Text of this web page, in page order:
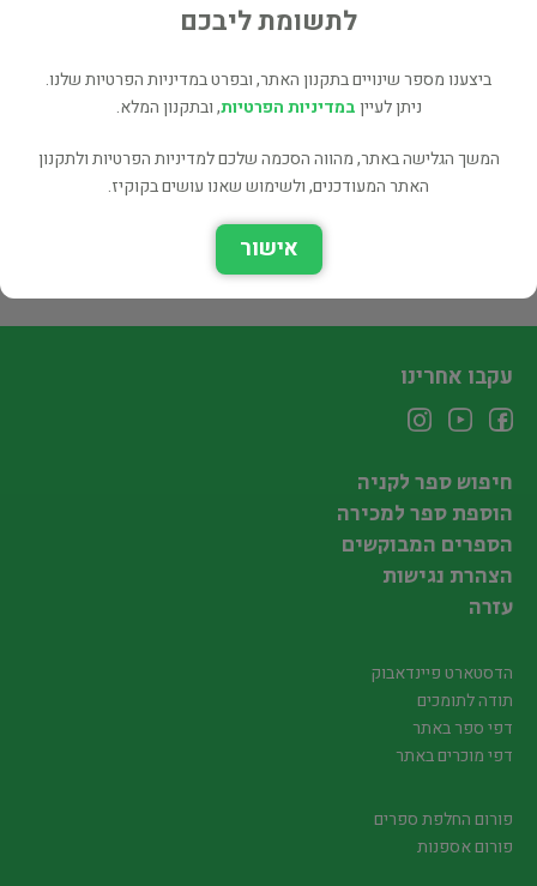
סוף העולם על פי דאעש
מזרח תיכון
60 ₪
רכישה ישירה
לתשומת ליבכם
ביצענו מספר שינויים בתקנון האתר, ובפרט במדיניות הפרטיות שלנו.
ניתן לעייןבמדיניות הפרטיות, ובתקנון המלא.
המשך הגלישה באתר, מהווה הסכמה שלכם למדיניות הפרטיות ולתקנון
האתר המעודכנים, ולשימוש שאנו עושים בקוקיז.
אישור
עקבו אחרינו
חיפוש ספר לקניה
הוספת ספר למכירה
הספרים המבוקשים
הצהרת נגישות
עזרה
הדסטארט פיינדאבוק
תודה לתומכים
דפי ספר באתר
דפי מוכרים באתר
פורום החלפת ספרים
פורום אספנות